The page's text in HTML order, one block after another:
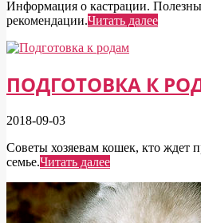
Информация о кастрации.
рекомендации.Читать далее
ПОДГОТОВКА К
2018-09-03
Советы хозяевам кошек, кто ждет
семье.Читать далее